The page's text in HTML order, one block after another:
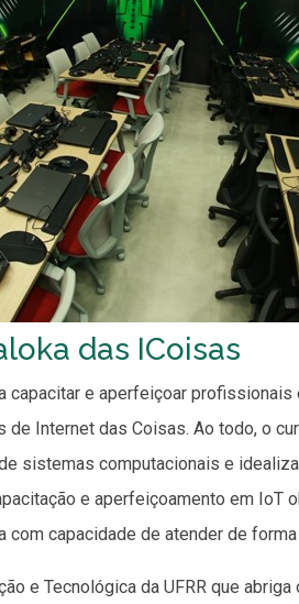
das ICoisas
capacitar e aperfeiçoar profissionais
de Internet das Coisas. Ao todo, o
sistemas computacionais e
e aperfeiçoamento em IoT
capacidade de atender de
e Tecnológica da UFRR que